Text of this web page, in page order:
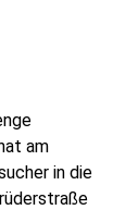
am
in die